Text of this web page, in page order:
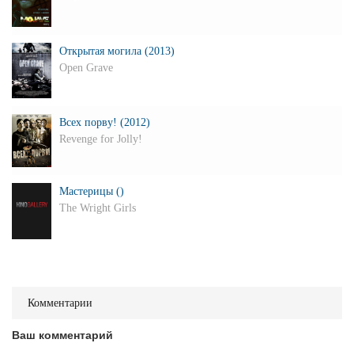
Открытая могила (2013)
Open Grave
Всех порву! (2012)
Revenge for Jolly!
Мастерицы ()
The Wright Girls
Комментарии
Ваш комментарий